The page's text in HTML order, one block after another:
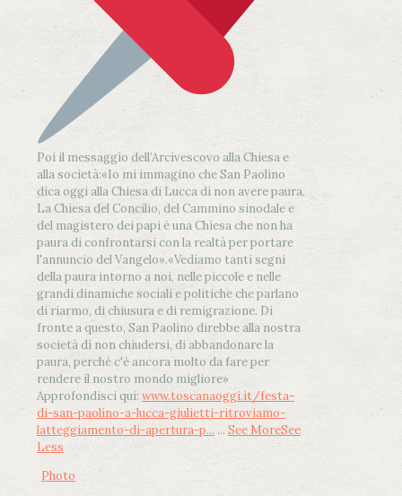
Poi il messaggio dell’Arcivescovo alla Chiesa e
alla società:«Io mi immagino che San Paolino
dica oggi alla Chiesa di Lucca di non avere paura.
La Chiesa del Concilio, del Cammino sinodale e
del magistero dei papi è una Chiesa che non ha
paura di confrontarsi con la realtà per portare
l'annuncio del Vangelo».«Vediamo tanti segni
della paura intorno a noi, nelle piccole e nelle
grandi dinamiche sociali e politiche che parlano
di riarmo, di chiusura e di remigrazione. Di
fronte a questo, San Paolino direbbe alla nostra
società di non chiudersi, di abbandonare la
paura, perché c'è ancora molto da fare per
rendere il nostro mondo migliore»
Approfondisci qui: www.toscanaoggi.it/festa-
di-san-paolino-a-lucca-giulietti-ritroviamo-
latteggiamento-di-apertura-p... ... See MoreSee
Less
Photo